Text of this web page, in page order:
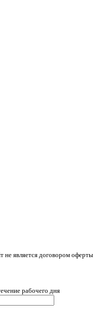
является договором оферты
рабочего дня